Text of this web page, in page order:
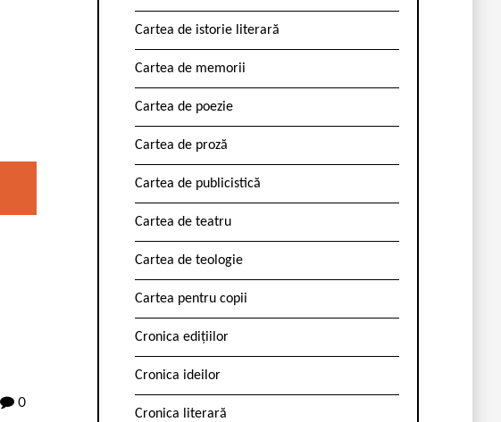
0
Cartea de istorie literară
Cartea de memorii
Cartea de poezie
Cartea de proză
Cartea de publicistică
Cartea de teatru
Cartea de teologie
Cartea pentru copii
Cronica edițiilor
Cronica ideilor
Cronica literară